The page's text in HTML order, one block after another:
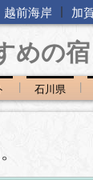
めの宿
越前海岸 | 加
石川県